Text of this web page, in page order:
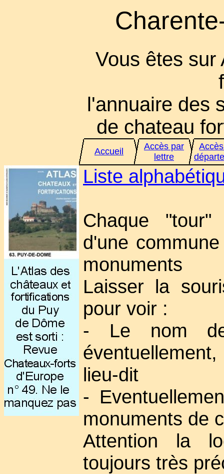
Vous êtes sur
l'annuaire des
de chateau
Accueil
Accès par
lettre
Liste
Chaque
d'une
monuments
Laisser la
pour voir :
- Le nom
lieu-dit
-
monuments de
Attention la
toujours très